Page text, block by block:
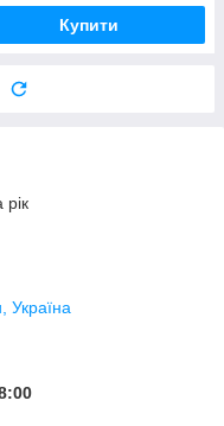
Купити
рік
Україна